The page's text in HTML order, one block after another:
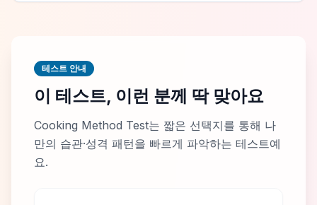
테스트 안내
이 테스트, 이런 분께 딱 맞아요
Cooking Method Test는 짧은 선택지를 통해 나
만의 습관·성격 패턴을 빠르게 파악하는 테스트예
요.